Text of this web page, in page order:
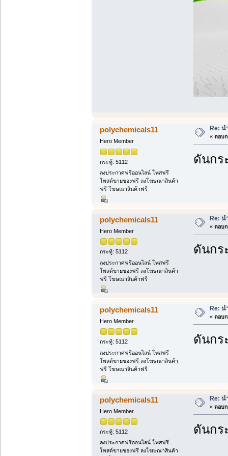
polychemicals11
Hero Member
กระทู้: 5112
ลงประกาศฟรีออนไลน์ โพสฟรี
โพสต์ขายของฟรี ลงโฆษณาสินค้า
ฟรี โฆษณาสินค้าฟรี
Re: น
« ตอบก
ดันกร
polychemicals11
Hero Member
กระทู้: 5112
ลงประกาศฟรีออนไลน์ โพสฟรี
โพสต์ขายของฟรี ลงโฆษณาสินค้า
ฟรี โฆษณาสินค้าฟรี
Re: น
« ตอบก
ดันกร
polychemicals11
Hero Member
กระทู้: 5112
ลงประกาศฟรีออนไลน์ โพสฟรี
โพสต์ขายของฟรี ลงโฆษณาสินค้า
ฟรี โฆษณาสินค้าฟรี
Re: น
« ตอบก
ดันกร
polychemicals11
Hero Member
กระทู้: 5112
ลงประกาศฟรีออนไลน์ โพสฟรี
โพสต์ขายของฟรี ลงโฆษณาสินค้า
Re: น
« ตอบก
ดันกร